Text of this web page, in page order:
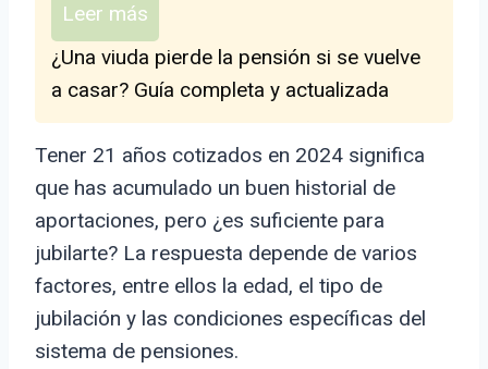
Leer más
¿Una viuda pierde la pensión si se vuelve
a casar? Guía completa y actualizada
Tener 21 años cotizados en 2024 significa
que has acumulado un buen historial de
aportaciones, pero ¿es suficiente para
jubilarte? La respuesta depende de varios
factores, entre ellos la edad, el tipo de
jubilación y las condiciones específicas del
sistema de pensiones.